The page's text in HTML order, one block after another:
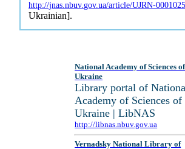
http://jnas.nbuv.gov.ua/article/UJRN-
Ukrainian].
National Academy of Sciences of
Ukraine
Library portal of
Academy of Sciences of
Ukraine | LibNAS
http://libnas.nbuv.gov.ua
Vernadsky National Library of